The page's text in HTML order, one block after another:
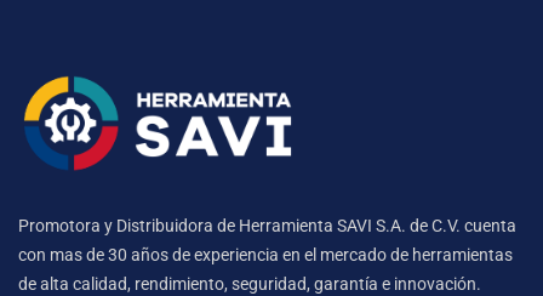
Promotora y Distribuidora de Herramienta SAVI S.A. de C.V. cuenta
con mas de 30 años de experiencia en el mercado de herramientas
de alta calidad, rendimiento, seguridad, garantía e innovación.